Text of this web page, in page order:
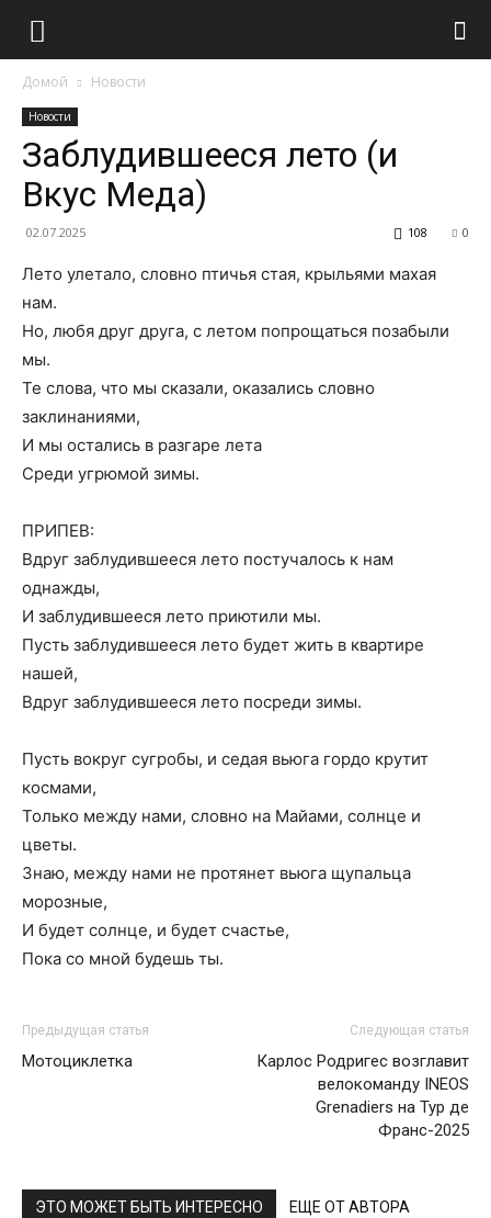
Домой Новости
Новости
Заблудившееся лето (и
Вкус Меда)
02.07.2025 0
108
Лето улетало, словно птичья стая, крыльями махая
нам.
Но, любя друг друга, с летом попрощаться позабыли
мы.
Те слова, что мы сказали, оказались словно
заклинаниями,
И мы остались в разгаре лета
Среди угрюмой зимы.
ПРИПЕВ:
Вдруг заблудившееся лето постучалось к нам
однажды,
И заблудившееся лето приютили мы.
Пусть заблудившееся лето будет жить в квартире
нашей,
Вдруг заблудившееся лето посреди зимы.
Пусть вокруг сугробы, и седая вьюга гордо крутит
космами,
Только между нами, словно на Майами, солнце и
цветы.
Знаю, между нами не протянет вьюга щупальца
морозные,
И будет солнце, и будет счастье,
Пока со мной будешь ты.
Предыдущая статья
Мотоциклетка
Следующая статья
Карлос Родригес возглавит
велокоманду INEOS
Grenadiers на Тур де
Франс-2025
ЭТО МОЖЕТ БЫТЬ ИНТЕРЕСНО ЕЩЕ ОТ АВТОРА